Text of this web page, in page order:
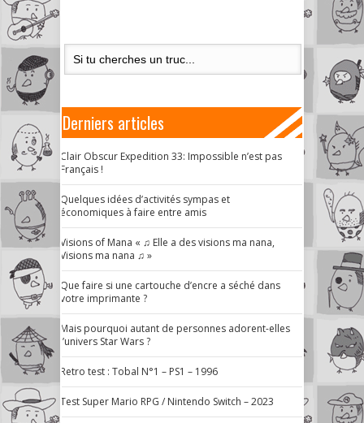
Derniers articles
Clair Obscur Expedition 33: Impossible n’est pas
Français !
Quelques idées d’activités sympas et
économiques à faire entre amis
Visions of Mana « ♫ Elle a des visions ma nana,
Visions ma nana ♫ »
Que faire si une cartouche d’encre a séché dans
votre imprimante ?
Mais pourquoi autant de personnes adorent-elles
l’univers Star Wars ?
Retro test : Tobal N°1 – PS1 – 1996
Test Super Mario RPG / Nintendo Switch – 2023